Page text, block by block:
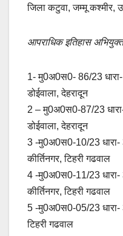
जिला कटुवा, जम्मू कश्मीर,
आपराधिक इतिहास
1- मु0अ0स0- 86/23
डोईवाला, देहरादून
2 – मु0अ0स0-87/23
डोईवाला, देहरादून
3 -मु0अ0स0-10/23 धारा-
कीर्तिनगर, टिहरी गढवाल
4 -मु0अ0स0-11/23 धारा-
कीर्तिनगर, टिहरी गढवाल
5 -मु0अ0स0-05/23 धारा-
टिहरी गढवाल